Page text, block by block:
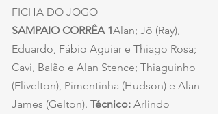
FICHA DO JOGO
SAMPAIO CORRÊA 1Alan; Jô (Ray),
Eduardo, Fábio Aguiar e Thiago Rosa;
Cavi, Balão e Alan Stence; Thiaguinho
(Elivelton), Pimentinha (Hudson) e Alan
James (Gelton). Técnico: Arlindo